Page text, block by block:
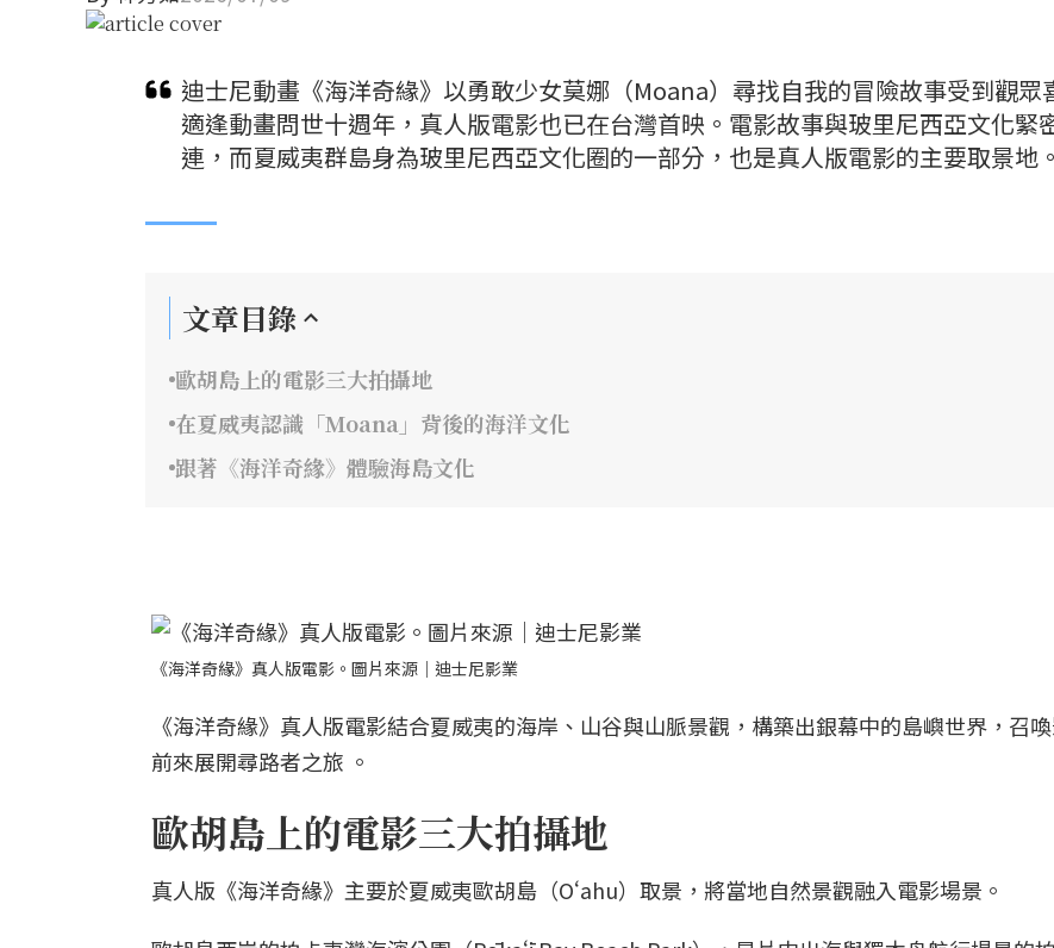
迪士尼動畫《海洋奇緣》以勇敢少女莫娜（Moana）尋找自我的冒險故事受到觀眾
適逢動畫問世十週年，真人版電影也已在台灣首映。電影故事與玻里尼西亞文化緊
連，而夏威夷群島身為玻里尼西亞文化圈的一部分，也是真人版電影的主要取景地。
文章目錄
歐胡島上的電影三大拍攝地
在夏威夷認識「Moana」背後的海洋文化
跟著《海洋奇緣》體驗海島文化
《海洋奇緣》真人版電影。圖片來源｜迪士尼影業
《海洋奇緣》真人版電影結合夏威夷的海岸、山谷與山脈景觀，構築出銀幕中的島嶼世界，召
前來展開尋路者之旅 。
歐胡島上的電影三大拍攝地
真人版《海洋奇緣》主要於夏威夷歐胡島（Oʻahu）取景，將當地自然景觀融入電影場景。